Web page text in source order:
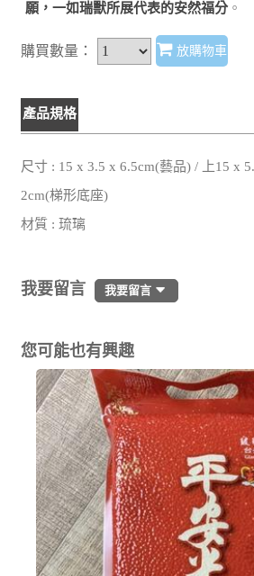
願，一如瑞獸所展代表的安然福分 。
購買數量： 放購物車
產品規格
尺寸 : 15 x 3.5 x 6.5cm(藝品) / 上15 x
2cm(梯形底座)
材質 : 琉璃
我要留言 我要留言
您可能也有興趣